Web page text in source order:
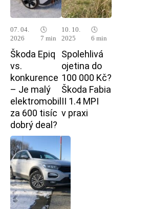
07. 04.
2026
🕓
7 min
Škoda Epiq
vs.
konkurence
– Je malý
elektromobil
za 600 tisíc
dobrý deal?
10. 10.
2025
🕓
6 min
Spolehlivá
ojetina do
100 000 Kč?
Škoda Fabia
II 1.4 MPI
v praxi